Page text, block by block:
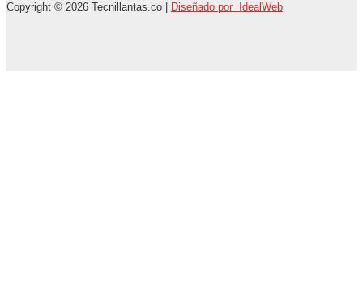
Copyright © 2026 Tecnillantas.co | Diseñado por IdealWeb